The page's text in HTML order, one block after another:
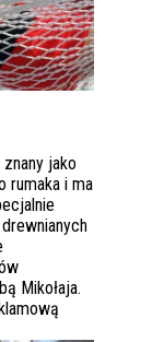
jako
rumaka i ma
Mikołaja.